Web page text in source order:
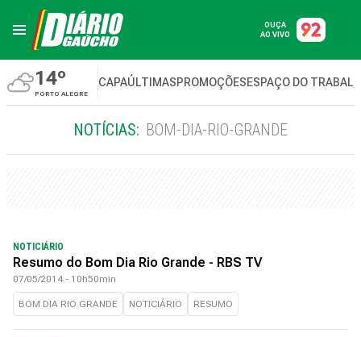
OUÇA
AO VIVO
14º
PORTO ALEGRE
CAPAÚLTIMASPROMOÇÕESESPAÇO DO
NOTÍCIAS: BOM-DIA-RIO-GRANDE
NOTICIÁRIO
Resumo do Bom Dia Rio Grande - RBS TV
07/05/2014 - 10h50min
BOM DIA RIO GRANDE NOTICIÁRIO RESUMO